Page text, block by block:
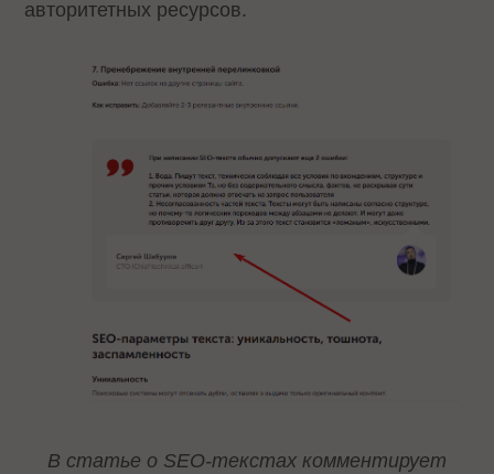
авторитетных ресурсов.
В статье о SEO-текстах комментирует